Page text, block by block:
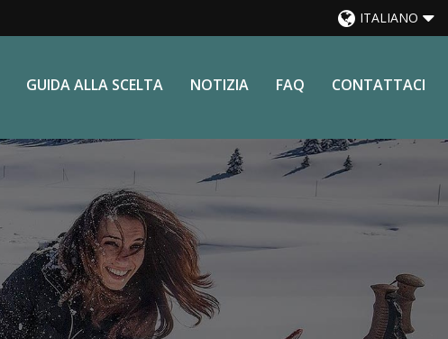
ITALIANO
GUIDA ALLA SCELTA NOTIZIA FAQ CONTATTACI